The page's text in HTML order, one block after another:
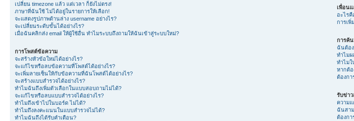
เปลี่ยน timezone แล้ว แต่เวลา ก็ยังไม่ตรง!
ภาษาที่ฉันใช้ ไม่ได้อยู่ในรายการให้เลือก!
จะแสดงรูปภาพด้านล่าง username อย่างไร?
จะเปลี่ยนระดับขั้นได้อย่างไร?
เมื่อฉันคลิกส่ง email ให้ผู้ใช้อื่น ทำไมระบบถึงถามให้ฉันเข้าสู่ระบบใหม่?
การโพสต์ข้อความ
จะสร้างหัวข้อใหม่ได้อย่างไร?
จะแก้ไขหรือลบข้อความที่โพสต์ได้อย่างไร?
จะเพิ่มลายเซ็นให้กับข้อความที่ฉันโพสต์ได้อย่างไร?
จะสร้างแบบสำรวจได้อย่างไร?
ทำไมฉันถึงเพิ่มตัวเลือกในแบบสอบถามไม่ได้?
จะแก้ไขหรือลบแบบสำรวจได้อย่างไร?
ทำไมถึงเข้าไปในบอร์ด ไม่ได้?
ทำไมถึงลงคะแนนในแบบสำรวจไม่ได้?
ทำไมฉันถึงได้รับคำเตือน?
เพื่อน
อะไร
การเ
การค้
ฉันต้อง
ทำไมผ
ทำไม
หากต้อ
ต้องก
รับข่าว
ความแ
ฉันสาม
ต้องกา